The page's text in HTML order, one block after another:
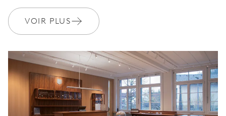
MYORIS
VOIR PLUS